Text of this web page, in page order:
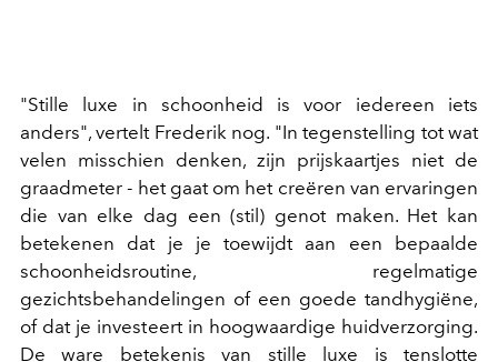
"Stille luxe in schoonheid is voor iedereen iets
anders", vertelt Frederiknog. "In tegenstelling tot wat
velen misschien denken, zijn prijskaartjes niet de
graadmeter - het gaat om het creëren van ervaringen
die van elke dag een (stil) genot maken. Het kan
betekenen dat je je toewijdt aan een bepaalde
schoonheidsroutine, regelmatige
gezichtsbehandelingen of een goede tandhygiëne,
of dat je investeert in hoogwaardige huidverzorging.
De ware betekenis van stille luxe is tenslotte